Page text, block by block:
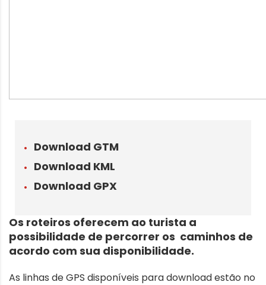
Download GTM
Download KML
Download GPX
Os roteiros oferecem ao turista a
possibilidade de percorrer os caminhos de
acordo com sua disponibilidade.
As linhas de GPS disponíveis para download estão no